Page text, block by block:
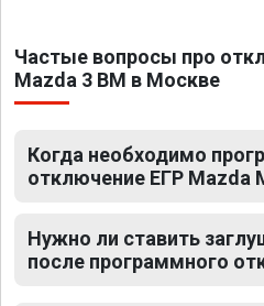
Частые вопросы про
Mazda 3 BM в Москве
Когда необходимо
отключение ЕГР Mazda
Нужно ли ставить
после программного